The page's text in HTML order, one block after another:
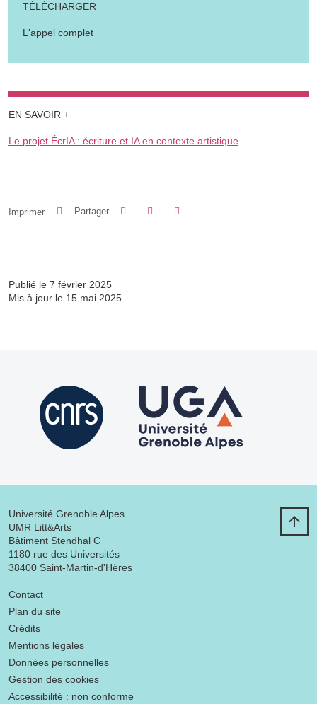
TÉLÉCHARGER
L'appel complet
EN SAVOIR +
Le projet ÉcrIA : écriture et IA en contexte artistique
Imprimer Partager Partager sur Facebook
Partager sur LinkedIn
Publié le 7 février 2025
Mis à jour le 15 mai 2025
Université Grenoble Alpes
UMR Litt&Arts
Bâtiment Stendhal C
1180 rue des Universités
38400 Saint-Martin-d'Hères
Menu footer
Contact
Plan du site
Crédits
Mentions légales
Données personnelles
Gestion des cookies
Accessibilité : non conforme